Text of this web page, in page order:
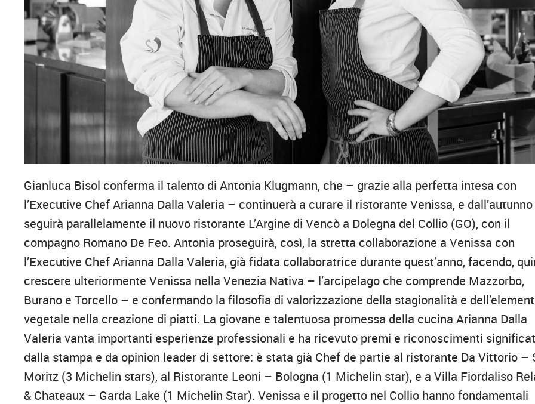
Gianluca Bisol conferma il talento di Antonia Klugmann, che – grazie alla perfetta intesa con
l’Executive Chef Arianna Dalla Valeria – continuerà a curare il ristorante Venissa, e dall’autunno
seguirà parallelamente il nuovo ristorante L’Argine di Vencò a Dolegna del Collio (GO), con il
compagno Romano De Feo. Antonia proseguirà, così, la stretta collaborazione a Venissa con
l’Executive Chef Arianna Dalla Valeria, già fidata collaboratrice durante quest’anno, facendo,
crescere ulteriormente Venissa nella Venezia Nativa – l’arcipelago che comprende Mazzorbo,
Burano e Torcello – e confermando la filosofia di valorizzazione della stagionalità e
vegetale nella creazione di piatti. La giovane e talentuosa promessa della cucina Arianna Dalla
Valeria vanta importanti esperienze professionali e ha ricevuto premi e riconoscimenti
dalla stampa e da opinion leader di settore: è stata già Chef de partie al ristorante Da Vittorio –
Moritz (3 Michelin stars), al Ristorante Leoni – Bologna (1 Michelin star), e a Villa Fiordaliso
& Chateaux – Garda Lake (1 Michelin Star). Venissa e il progetto nel Collio hanno fondamentali